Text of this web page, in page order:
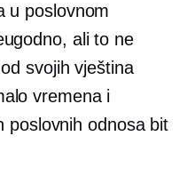
u poslovnom
ali to ne
svojih vještina
vremena i
poslovnih odnosa bit